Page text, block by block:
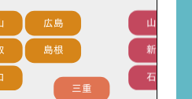
山梨
新潟
石川
三重
広島
島根